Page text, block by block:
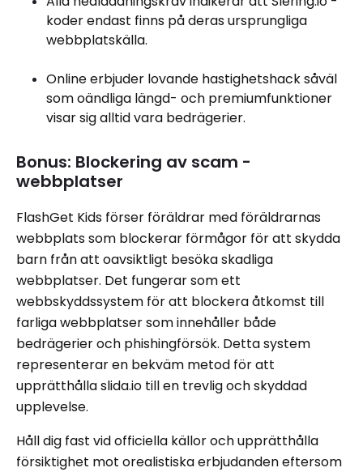
koder endast finns på deras ursprungliga
webbplatskälla.
Online erbjuder lovande hastighetshack såväl
som oändliga längd- och premiumfunktioner
visar sig alltid vara bedrägerier.
Bonus: Blockering av scam -
webbplatser
FlashGet Kids förser föräldrar med föräldrarnas
webbplats som blockerar förmågor för att skydda
barn från att oavsiktligt besöka skadliga
webbplatser. Det fungerar som ett
webbskyddssystem för att blockera åtkomst till
farliga webbplatser som innehåller både
bedrägerier och phishingförsök. Detta system
representerar en bekväm metod för att
upprätthålla slida.io till en trevlig och skyddad
upplevelse.
Håll dig fast vid officiella källor och upprätthålla
försiktighet mot orealistiska erbjudanden eftersom